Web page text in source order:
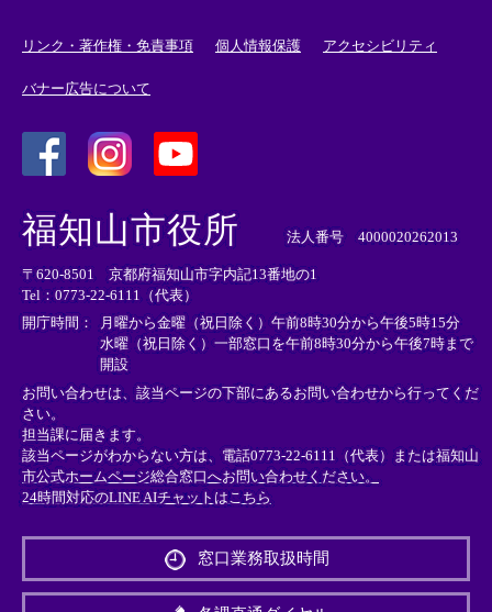
リンク・著作権・免責事項 個人情報保護 アクセシビリティ
バナー広告について
外
部
リ
ン
ク
＞
外
リ
ン
ク
＞
外
部
ン
ク
＞
福知山市役所 法人番号 4000020262013
〒620-8501 京都府福知山市字内記13番地の1
Tel：0773-22-6111（代表）
開庁時間：
月曜から金曜（祝日除く）午前8時30分から午後5時15分
水曜（祝日除く）一部窓口を午前8時30分から午後7時まで
開設
お問い合わせは、該当ページの下部にあるお問い合わせから行ってくだ
さい。
担当課に届きます。
該当ページがわからない方は、電話0773-22-6111（代表）または福知山
市公式ホームページ総合窓口へお問い合わせください。
24時間対応のLINE AIチャットはこちら
外
リ
ン
窓口業務取扱時間